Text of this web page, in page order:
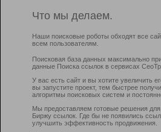
Что мы делаем.
Наши поисковые роботы обходят все
всем пользователям.
Поисковая база данных максимально
данные Поиска ссылок в сервисах
У вас есть сайт и вы хотите увеличить
вы запустите проект, тем быстрее
алгоритмы поисковых систем и
Мы предоставляем готовые решения
Биржу ссылок. Где бы не появились
улучшить эффективность продвижения.